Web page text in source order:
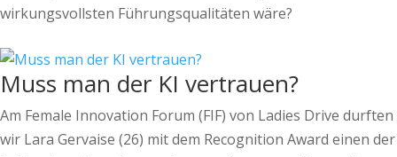
wirkungsvollsten Führungsqualitäten wäre?
Muss man der KI vertrauen?
Am Female Innovation Forum (FIF) von Ladies Drive durften
wir Lara Gervaise (26) mit dem Recognition Award einen der